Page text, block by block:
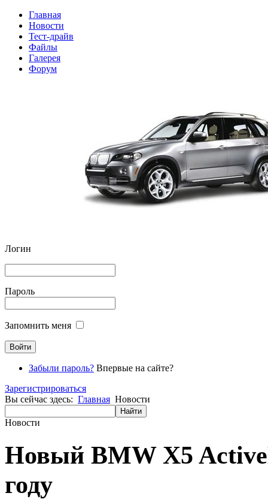
Главная
Новости
Тест-драйв
Файлы
Галерея
Форум
Логин
Пароль
Запомнить меня
Забыли пароль? Впервые на сайте?
Зарегистрироваться
Вы сейчас здесь: Главная Новости
Новости
Новый BMW X5
году